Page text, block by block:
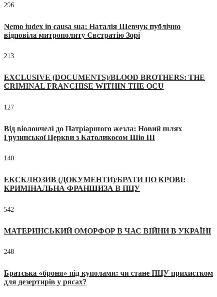
296
Nemo iudex in causa sua: Наталія Шевчук публічно
відповіла митрополиту Євстратію Зорі
213
EXCLUSIVE (DOCUMENTS)/BLOOD BROTHERS: THE
CRIMINAL FRANCHISE WITHIN THE OCU
127
Від віолончелі до Патріаршого жезла: Новий шлях
Грузинської Церкви з Католикосом Шіо III
140
ЕКСКЛЮЗИВ (ДОКУМЕНТИ)/БРАТИ ПО КРОВІ:
КРИМІНАЛЬНА ФРАНШИЗА В ПЦУ
542
МАТЕРИНСЬКИЙ ОМОРФОР В ЧАС ВІЙНИ В УКРАЇНІ
248
Братська «броня» під куполами: чи стане ПЦУ прихистком
для дезертирів у рясах?